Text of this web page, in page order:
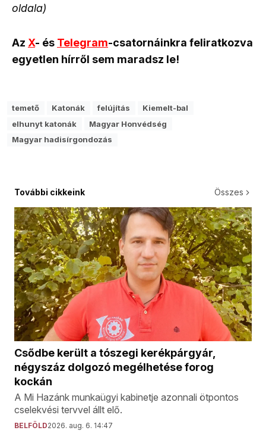
oldala)
Az X- és Telegram-csatornáinkra feliratkozva
egyetlen hírről sem maradsz le!
temető Katonák felújítás
Kiemelt-bal
elhunyt katonák
Magyar Honvédség
Magyar hadisírgondozás
További cikkeink Összes
Csődbe került a tószegi kerékpárgyár,
négyszáz dolgozó megélhetése forog
kockán
A Mi Hazánk munkaügyi kabinetje azonnali ötpontos
cselekvési tervvel állt elő.
BELFÖLD2026. aug. 6. 14:47